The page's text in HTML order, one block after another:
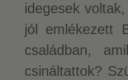
idegesek
jól emlékezett
családban,
csináltattok?